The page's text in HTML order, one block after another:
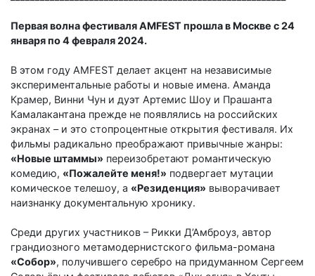
Первая волна фестиваля AMFEST прошла в Москве с 24
января по 4 февраля 2024.
В этом году AMFEST делает акцент на независимые
экспериментальные работы и новые имена. Аманда
Крамер, Винни Чун и дуэт Артемис Шоу и Прашанта
Камалакантана прежде не появлялись на российских
экранах – и это стопроцентные открытия фестиваля. Их
фильмы радикально преображают привычные жанры:
«Новые штаммы» переизобретают романтическую
комедию, «Пожалейте меня!» подвергает мутации
комическое телешоу, а «Резиденция» выворачивает
наизнанку документальную хронику.
Среди других участников – Рикки Д’Амброуз, автор
грандиозного метамодернистского фильма-романа
«Собор», получившего серебро на придуманном Сергеем